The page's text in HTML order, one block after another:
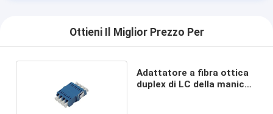
Ottieni Il Miglior Prezzo Per
Adattatore a fibra ottica
duplex di LC della manica